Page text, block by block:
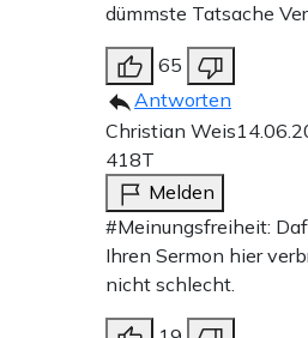
dümmste Tatsache
65
Antworten
Christian Weis
418T
Melden
#Meinungsfreiheit:
Ihren Sermon hier
nicht schlecht.